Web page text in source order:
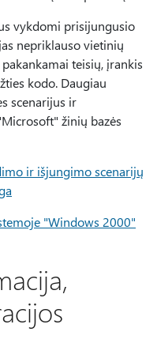
vykdomi prisijungusio
nepriklauso vietinių
teisių, įrankis
kodo. Daugiau
scenarijus ir
žinių bazės
ir išjungimo scenarijų
"Windows 2000"